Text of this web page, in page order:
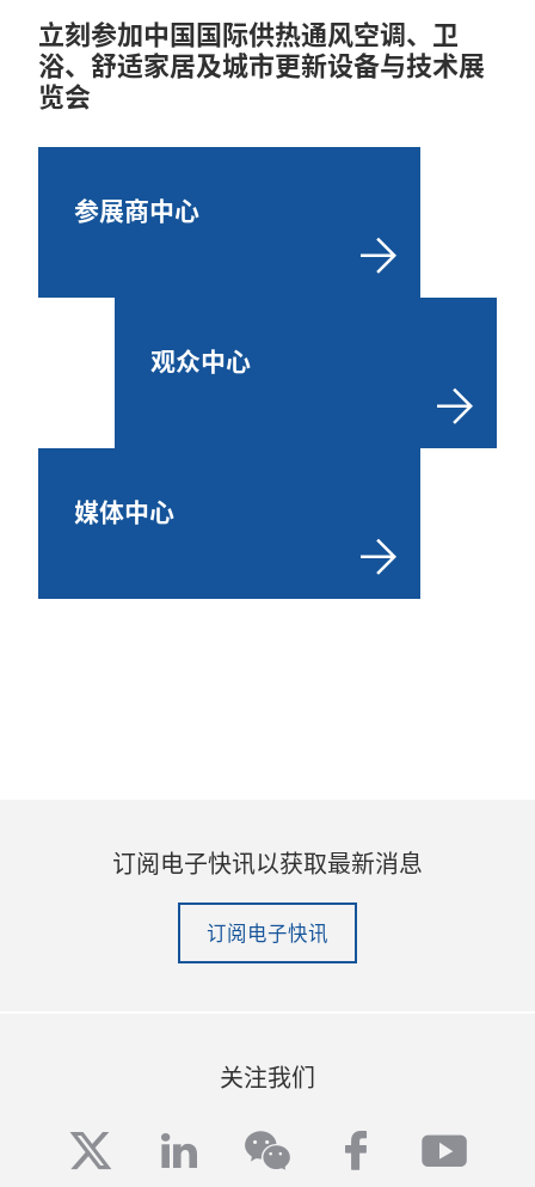
立刻参加中国国际供热通风空调、卫
浴、舒适家居及城市更新设备与技术展
览会
参展商中心
观众中心
媒体中心
订阅电子快讯以获取最新消息
订阅电子快讯
关注我们
twitterlinkedinwechatfacebook